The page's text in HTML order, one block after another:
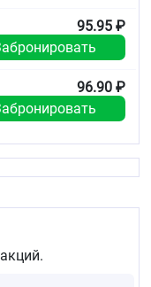
95.95 ₽
96.90 ₽